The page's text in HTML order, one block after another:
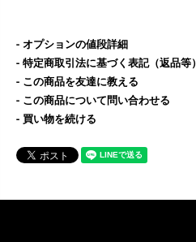
オプションの値段詳細
特定商取引法に基づく表記（返品等）
この商品を友達に教える
この商品について問い合わせる
買い物を続ける